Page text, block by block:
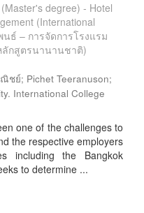
degree) - Hotel
(International
ธ์ – การจัดการโรงแรม
ลักสูตรนานานชาติ)
ชย์; Pichet Teeranuson;
International College
one of the challenges to
the respective employers
including the Bangkok
to determine ...